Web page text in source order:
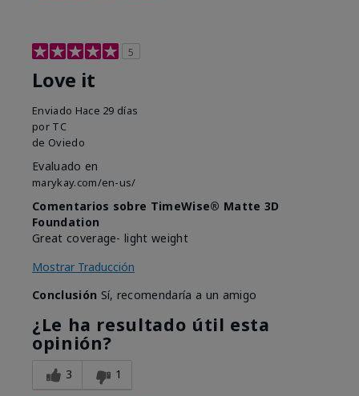
5
Love it
Enviado Hace 29 días
por TC
de Oviedo
Evaluado en
marykay.com/en-us/
Comentarios sobre TimeWise® Matte 3D
Foundation
Great coverage- light weight
Mostrar Traducción
Conclusión Sí, recomendaría a un amigo
¿Le ha resultado útil esta
opinión?
3 1